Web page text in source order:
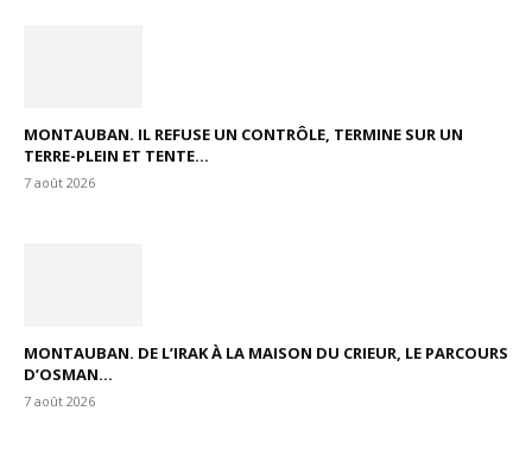
MONTAUBAN. IL REFUSE UN CONTRÔLE, TERMINE SUR UN
TERRE-PLEIN ET TENTE...
7 août 2026
MONTAUBAN. DE L’IRAK À LA MAISON DU CRIEUR, LE PARCOURS
D’OSMAN...
7 août 2026